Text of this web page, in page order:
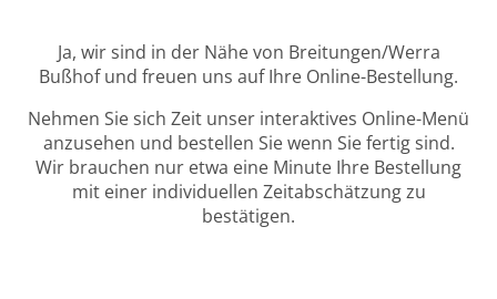
Ja, wir sind in der Nähe von Breitungen/Werra
Bußhof und freuen uns auf Ihre Online-Bestellung.
Nehmen Sie sich Zeit unser interaktives Online-Menü
anzusehen und bestellen Sie wenn Sie fertig sind.
Wir brauchen nur etwa eine Minute Ihre Bestellung
mit einer individuellen Zeitabschätzung zu
bestätigen.